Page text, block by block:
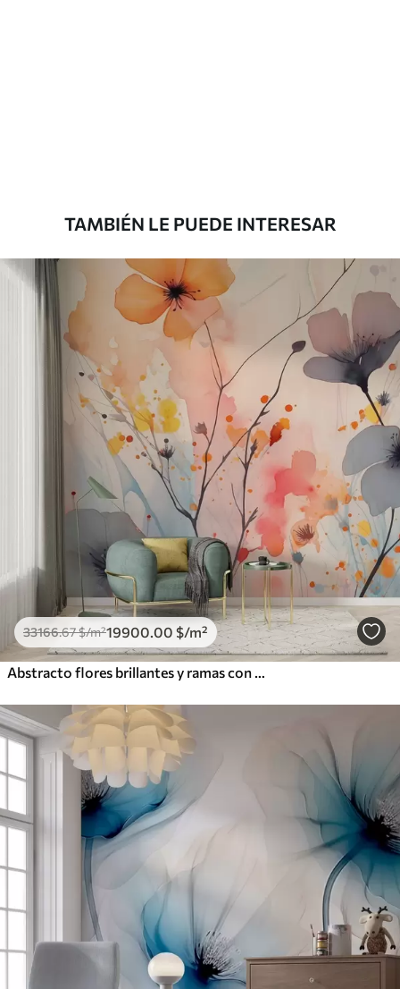
43816.6726290.00$/m²
TAMBIÉN LE PUEDE INTERESAR
33166.67$/m²19900.00 $/m²
Abstracto flores brillantes y ramas con salpicaduras de pintura acuarela húmeda